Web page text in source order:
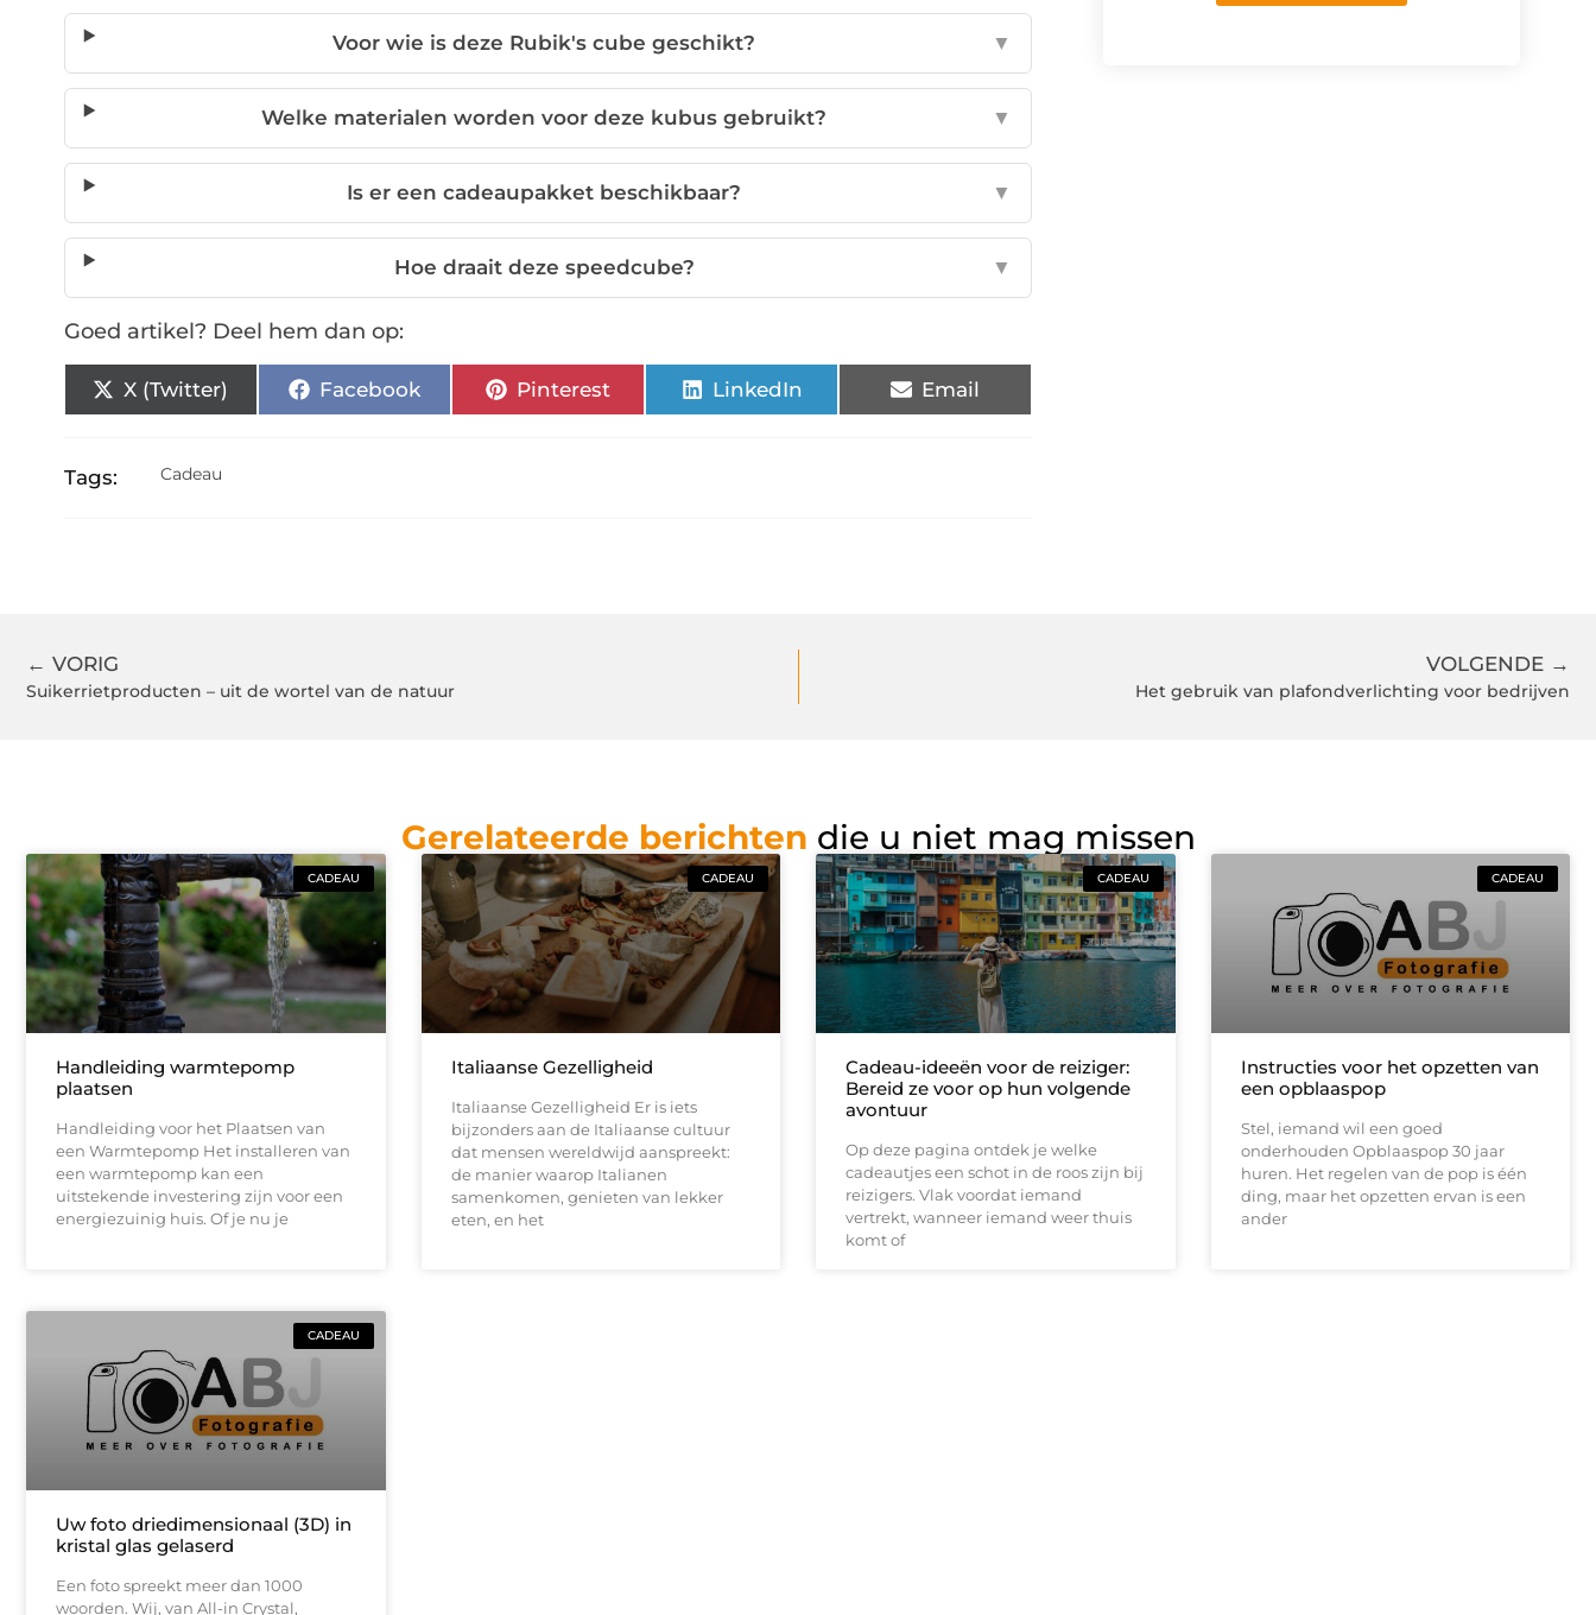
Voor wie is deze Rubik's cube geschikt? ▼
Welke materialen worden voor deze kubus gebruikt? ▼
Is er een cadeaupakket beschikbaar? ▼
Hoe draait deze speedcube? ▼
Goed artikel? Deel hem dan op:
X (Twitter) Facebook Pinterest LinkedIn Email
Tags: Cadeau
← VORIG
Suikerrietproducten – uit de wortel van de natuur
VOLGENDE →
Het gebruik van plafondverlichting voor bedrijven
Gerelateerde berichten die u niet mag missen
CADEAU
Handleiding warmtepomp
plaatsen
Handleiding voor het Plaatsen van
een Warmtepomp Het installeren van
een warmtepomp kan een
uitstekende investering zijn voor een
energiezuinig huis. Of je nu je
CADEAU
Italiaanse Gezelligheid
Italiaanse Gezelligheid Er is iets
bijzonders aan de Italiaanse cultuur
dat mensen wereldwijd aanspreekt:
de manier waarop Italianen
samenkomen, genieten van lekker
eten, en het
CADEAU
Cadeau-ideeën voor de reiziger:
Bereid ze voor op hun volgende
avontuur
Op deze pagina ontdek je welke
cadeautjes een schot in de roos zijn bij
reizigers. Vlak voordat iemand
vertrekt, wanneer iemand weer thuis
komt of
CADEAU
Instructies voor het opzetten van
een opblaaspop
Stel, iemand wil een goed
onderhouden Opblaaspop 30 jaar
huren. Het regelen van de pop is één
ding, maar het opzetten ervan is een
ander
CADEAU
Uw foto driedimensionaal (3D) in
kristal glas gelaserd
Een foto spreekt meer dan 1000
woorden. Wij, van All-in Crystal,